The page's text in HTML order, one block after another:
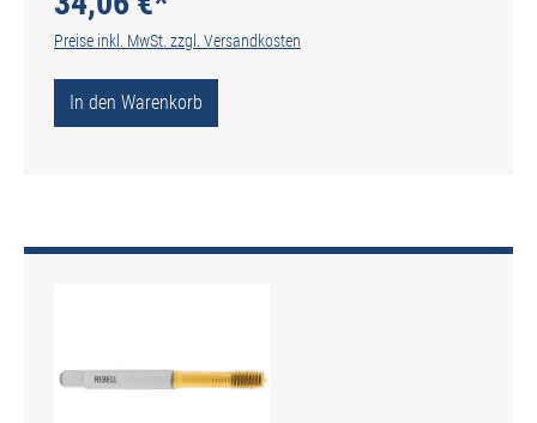
Preise inkl. MwSt. zzgl. Versandkosten
In den Warenkorb